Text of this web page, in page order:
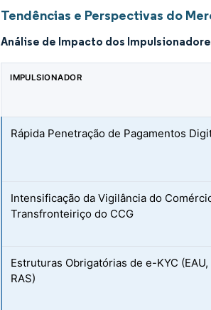
Tendências e Perspectivas do
Análise de Impacto dos
IMPULSIONADOR
Rápida Penetração de Pagamentos
Intensificação da Vigilância do
Transfronteiriço do CCG
Estruturas Obrigatórias de e-KYC (EAU,
RAS)